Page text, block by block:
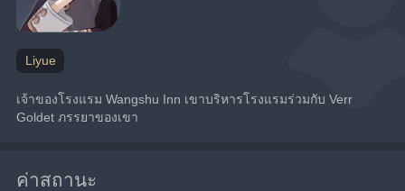
Liyue
เจ้าของโรงแรม Wangshu Inn เขาบริหารโรงแรมร่วมกับ Verr
Goldet ภรรยาของเขา
ค่าสถานะ